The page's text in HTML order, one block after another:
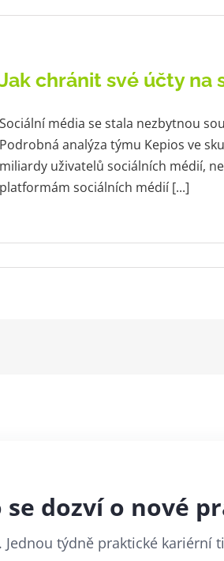
Jak chránit své účty na
Sociální média se stala nezbytnou
Podrobná analýza týmu Kepios ve
miliardy uživatelů sociálních médií,
platformám sociálních médií [...]
dozví o nové
týdně praktické kariérní